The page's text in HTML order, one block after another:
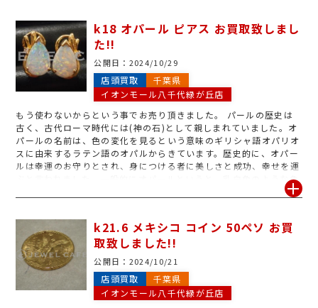
像、裏面にはサトウカエデの葉が描かれています。メイプルリーフ
金貨は投資目的の地金型金貨である一方で、ペンダントトップなど
のアクセサリーとしても利用されています。メイプルリーフ金貨を
乱雑に扱ってしまって、美しい表面が傷ついてしまうとアクセサリ
ーとしての価値は下がってしまい、買取価格にも影響するかのうせ
いがあります。もし、使っていないアクセサリーにメープル金貨が
付いているのであれば。キズやシミが出来る前に一度お持ち下さ
の金貨はいくらぐらいになるの?」と分からない場合は無料査定致
しますので是非1度お持ち下さい!
k18 オパール ピアス お買取致しまし
た!!
公開日： 2024/10/29
店頭買取
千葉県
イオンモール八千代緑が丘店
もう使わないからという事でお売り頂きました。 パールの歴史は
古く、古代ローマ時代には(神の石)として親しまれていました。オ
パールの名前は、色の変化を見るという意味のギリシャ語オパリオ
スに由来するラテン語のオパルからきています。歴史的に、オパー
ルは幸運のお守りとされ、身につける者に美しさと成功、幸せを運
ぶと言われました。一般的にオパールというと、乳白色のような色
合いを想像する人が多いとおもいますが。実はさまざまな種類があ
メキシコ、オーストラリア、エチオピアなどがあります。世界の産
出量の約9割はオーストラリアで採掘されたものになります。最も
有名なのはオーストラリア南部に位置し、オパールの都と呼ばれる
クーバーペディ。最大170カラットのオパールが発掘されたことも
ある良質なオパールの産地です。日本でも福島県宝坂屋敷鉱山で採
掘されていた歴史があります。ジュエルカフェでは様々なジュエリ
ーをお買取りしております。「このジュエリーはいくらぐらいにな
k21.6 メキシコ コイン 50ペソ お買
取致しました!!
公開日： 2024/10/21
店頭買取
千葉県
イオンモール八千代緑が丘店